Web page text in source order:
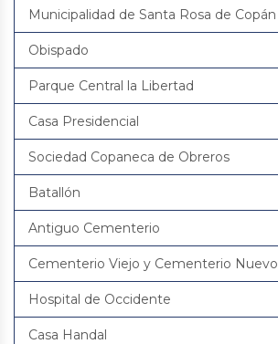
Municipalidad de Santa Rosa de Copán
Obispado
Parque Central la Libertad
Casa Presidencial
Sociedad Copaneca de Obreros
Batallón
Antiguo Cementerio
Cementerio Viejo y Cementerio Nuevo
Hospital de Occidente
Casa Handal